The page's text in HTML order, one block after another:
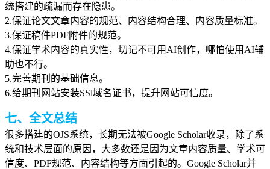
统搭建的疏漏而存在隐患。
2.保证论文文章内容的规范、内容结构合理、内容质量标准。
3.保证稿件PDF附件的规范。
4.保证学术内容的真实性，切记不可用AI创作，哪怕使用AI辅
助也不行。
5.完善期刊的基础信息。
6.给期刊网站安装SSl域名证书，提升网站可信度。
七、全文总结
很多搭建的OJS系统，长期无法被Google Scholar收录，除了系
统和技术层面的原因，大多数还是因为文章内容质量、学术可
信度、PDF规范、内容结构等方面引起的。Google Scholar并